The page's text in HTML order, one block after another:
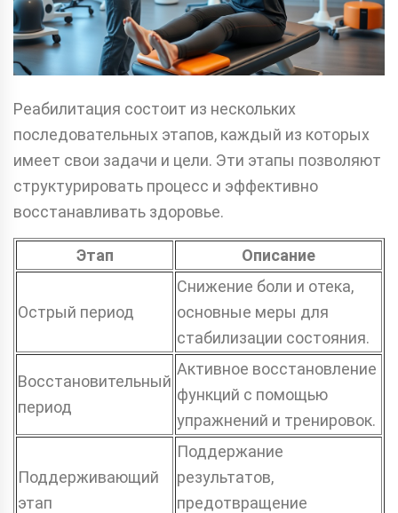
Реабилитация состоит из нескольких
последовательных этапов, каждый из которых
имеет свои задачи и цели. Эти этапы позволяют
структурировать процесс и эффективно
восстанавливать здоровье.
Этап Описание
Острый период
Снижение боли и отека,
основные меры для
стабилизации состояния.
Восстановительный
период
Активное восстановление
функций с помощью
упражнений и тренировок.
Поддерживающий
этап
Поддержание
результатов,
предотвращение